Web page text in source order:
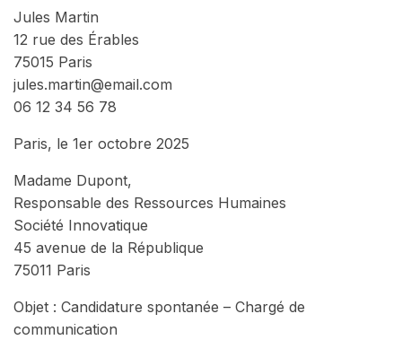
Jules Martin
12 rue des Érables
75015 Paris
jules.martin@email.com
06 12 34 56 78
Paris, le 1er octobre 2025
Madame Dupont,
Responsable des Ressources Humaines
Société Innovatique
45 avenue de la République
75011 Paris
Objet : Candidature spontanée – Chargé de
communication